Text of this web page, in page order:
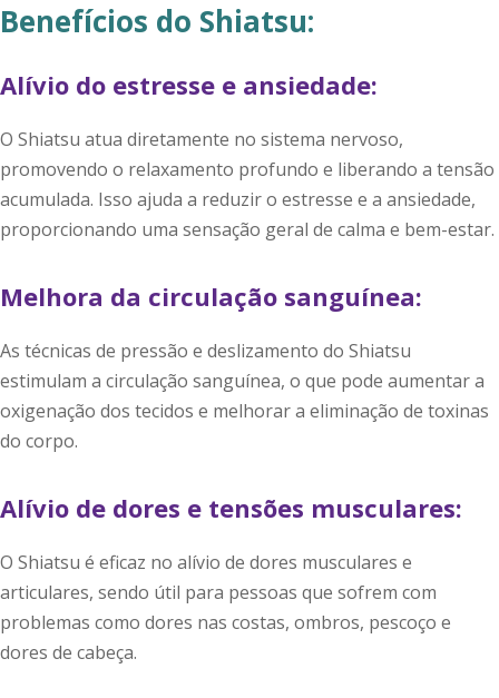
Benefícios do Shiatsu:
Alívio do estresse e ansiedade:
O Shiatsu atua diretamente no sistema nervoso,
promovendo o relaxamento profundo e liberando a tensão
acumulada. Isso ajuda a reduzir o estresse e a ansiedade,
proporcionando uma sensação geral de calma e bem-estar.
Melhora da circulação sanguínea:
As técnicas de pressão e deslizamento do Shiatsu
estimulam a circulação sanguínea, o que pode aumentar a
oxigenação dos tecidos e melhorar a eliminação de toxinas
do corpo.
Alívio de dores e tensões musculares:
O Shiatsu é eficaz no alívio de dores musculares e
articulares, sendo útil para pessoas que sofrem com
problemas como dores nas costas, ombros, pescoço e
dores de cabeça.